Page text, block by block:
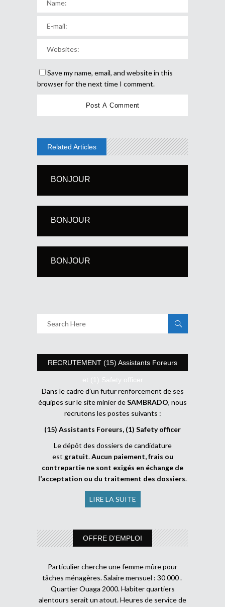
Save my name, email, and website in this
browser for the next time I comment.
Related Articles
BONJOUR
BONJOUR
BONJOUR
RECRUTEMENT (15) Assistants Foreurs
et (1) Safety officer
Dans le cadre d’un futur renforcement de ses
équipes sur le site minier deSAMBRADO, nous
recrutons les postes suivants :
(15) Assistants Foreurs, (1) Safety officer
Le dépôt des dossiers de candidature
est gratuit.Aucun paiement, frais ou
contrepartie ne sont exigés en échange de
l’acceptation ou du traitement des dossiers.
LIRE LA SUITE
OFFRE D’EMPLOI
Particulier cherche une femme mûre pour
tâches ménagères. Salaire mensuel : 30 000 .
Quartier Ouaga 2000. Habiter quartiers
alentours serait un atout. Heures de service de